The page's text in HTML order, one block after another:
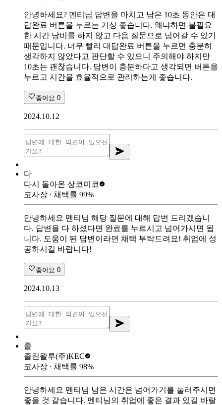
안녕하세요? 멘티님 답변을 마치고 남은 10초 동안은 대
답완료 버튼을 누르는 거싱 좋습니다. 왜냐하면 불필요
한 시간 낭비를 하지 않고 다음 질문으로 넘어갈 수 있기
때문입니다. 너무 빨리 대답완료 버튼을 누르면 충분히
생각하지 않았다고 판단할 수 있으니 주의해야 하지만
10초는 괜찮습니다. 답변이 충분하다고 생각되면 버튼을
누르고 시간을 효율적으로 관리하는게 좋습니다.
좋아요 0
2024.10.12
다
다시 돌아온 상코미코
코사장 ∙ 채택률 99%
안녕하세요 멘티님 해당 질문에 대해 답변 드리겠습니
다. 답변을 다 하셨다면 완료를 누르시고 넘어가시면 됩
니다. 도움이 된 답변이라면 채택 부탁드려요! 취업에 성
공하시길 바랍니다!
좋아요 0
2024.10.13
졸
졸린왈루(주)KEC
코사장 ∙ 채택률 98%
안녕하세요 멘티님 남은 시간은 넘어가기를 눌러주시면
좋을 것 같습니다. 멘티님의 취업에 좋은 결과 있길 바랄